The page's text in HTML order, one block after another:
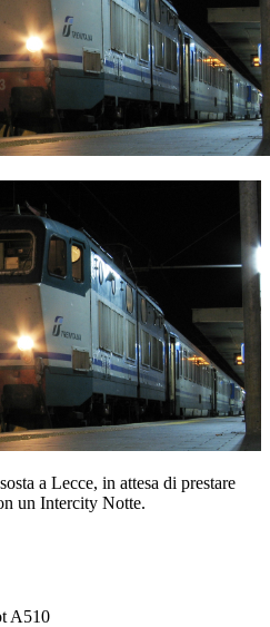
a Lecce, in attesa di prestare
un Intercity Notte.
A510